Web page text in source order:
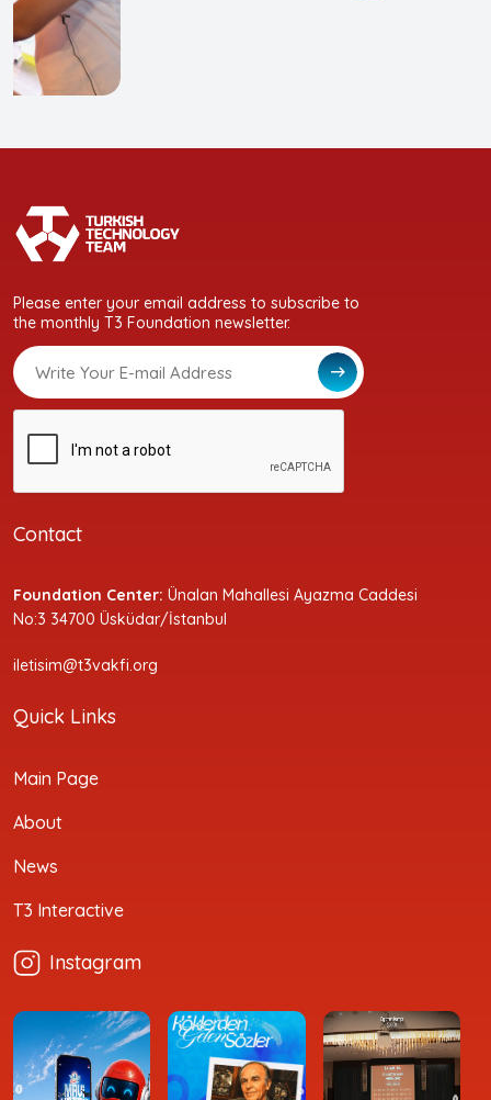
Please enter your email address to subscribe to
the monthly T3 Foundation newsletter.
Contact
Foundation Center: Ünalan Mahallesi Ayazma Caddesi
No:3 34700 Üsküdar/İstanbul
iletisim@t3vakfi.org
Quick Links
Main Page
About
News
T3 Interactive
Instagram